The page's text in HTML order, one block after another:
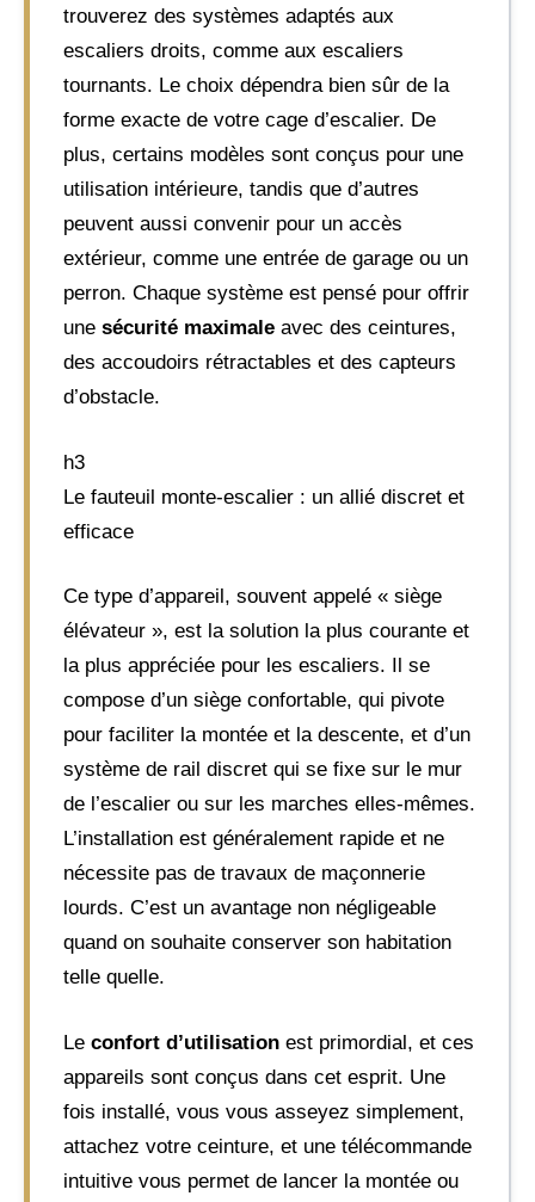
trouverez des systèmes adaptés aux
escaliers droits, comme aux escaliers
tournants. Le choix dépendra bien sûr de la
forme exacte de votre cage d’escalier. De
plus, certains modèles sont conçus pour une
utilisation intérieure, tandis que d’autres
peuvent aussi convenir pour un accès
extérieur, comme une entrée de garage ou un
perron. Chaque système est pensé pour offrir
une sécurité maximale avec des ceintures,
des accoudoirs rétractables et des capteurs
d’obstacle.
h3
Le fauteuil monte-escalier : un allié discret et
efficace
Ce type d’appareil, souvent appelé « siège
élévateur », est la solution la plus courante et
la plus appréciée pour les escaliers. Il se
compose d’un siège confortable, qui pivote
pour faciliter la montée et la descente, et d’un
système de rail discret qui se fixe sur le mur
de l’escalier ou sur les marches elles-mêmes.
L’installation est généralement rapide et ne
nécessite pas de travaux de maçonnerie
lourds. C’est un avantage non négligeable
quand on souhaite conserver son habitation
telle quelle.
Le confort d’utilisation est primordial, et ces
appareils sont conçus dans cet esprit. Une
fois installé, vous vous asseyez simplement,
attachez votre ceinture, et une télécommande
intuitive vous permet de lancer la montée ou